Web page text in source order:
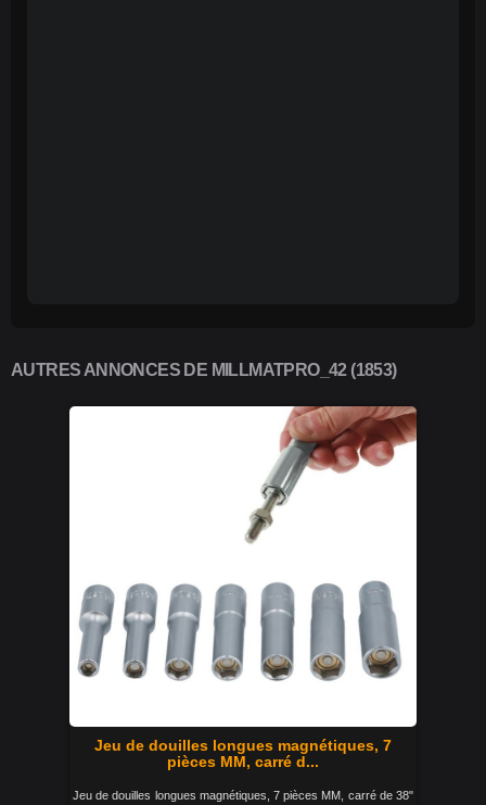
AUTRES ANNONCES DE MILLMATPRO_42 (1853)
Jeu de douilles longues magnétiques, 7
pièces MM, carré d...
Jeu de douilles longues magnétiques, 7 pièces MM, carré de 38"